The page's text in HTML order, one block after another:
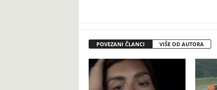
POVEZANI ČLANCI VIŠE OD AUTORA